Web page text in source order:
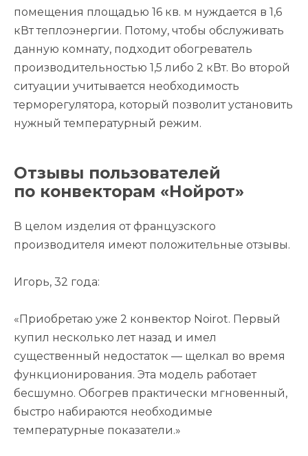
помещения площадью 16 кв. м нуждается в 1,6
кВт теплоэнергии. Потому, чтобы обслуживать
данную комнату, подходит обогреватель
производительностью 1,5 либо 2 кВт. Во второй
ситуации учитывается необходимость
терморегулятора, который позволит установить
нужный температурный режим.
Отзывы пользователей
по конвекторам «Нойрот»
В целом изделия от французского
производителя имеют положительные отзывы.
Игорь, 32 года:
«Приобретаю уже 2 конвектор Noirot. Первый
купил несколько лет назад и имел
существенный недостаток — щелкал во время
функционирования. Эта модель работает
бесшумно. Обогрев практически мгновенный,
быстро набираются необходимые
температурные показатели.»